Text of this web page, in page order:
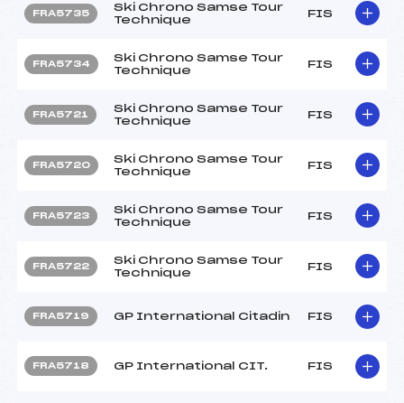
FRA5735
Ski Chrono Samse Tour
Technique
FIS
FRA5734
Ski Chrono Samse Tour
Technique
FIS
FRA5721
Ski Chrono Samse Tour
Technique
FIS
FRA5720
Ski Chrono Samse Tour
Technique
FIS
FRA5723
Ski Chrono Samse Tour
Technique
FIS
FRA5722
Ski Chrono Samse Tour
Technique
FIS
FRA5719 GP International Citadin FIS
FRA5718 GP International CIT. FIS